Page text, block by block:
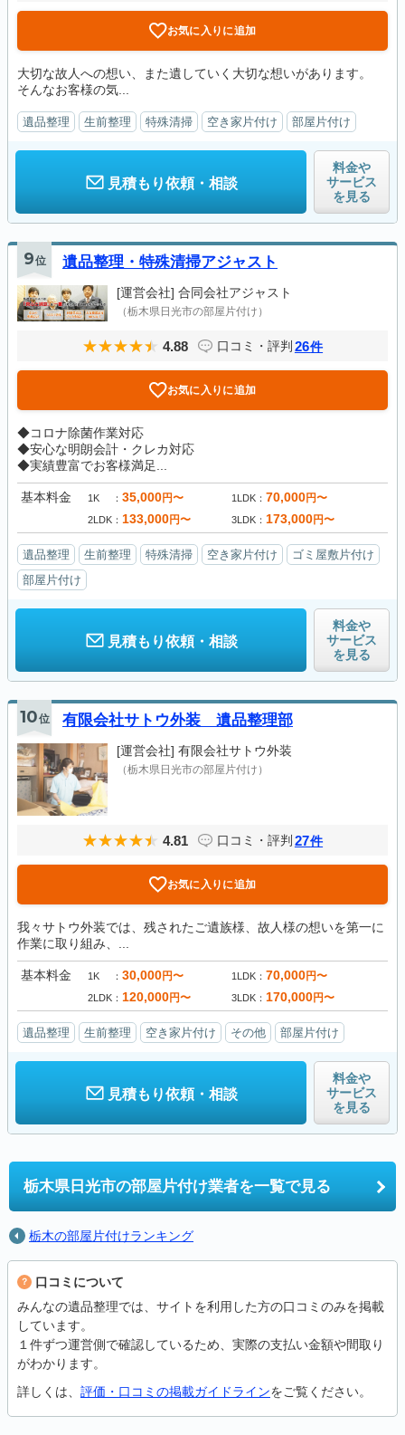
お気に入りに追加
大切な故人への想い、また遺していく大切な想いがあります。
そんなお客様の気...
遺品整理 生前整理 特殊清掃 空き家片付け 部屋片付け
見積もり依頼・相談
料金や
サービス
を見る
9位 遺品整理・特殊清掃アジャスト
[運営会社] 合同会社アジャスト
（栃木県日光市の部屋片付け）
4.88 口コミ・評判 26件
お気に入りに追加
◆コロナ除菌作業対応
◆安心な明朗会計・クレカ対応
◆実績豊富でお客様満足...
基本料金 1K 35,000円〜 1LDK 70,000円〜
2LDK 133,000円〜 3LDK 173,000円〜
遺品整理 生前整理 特殊清掃 空き家片付け
ゴミ屋敷片付け
部屋片付け
見積もり依頼・相談
料金や
サービス
を見る
10位 有限会社サトウ外装 遺品整理部
[運営会社] 有限会社サトウ外装
（栃木県日光市の部屋片付け）
4.81 口コミ・評判 27件
お気に入りに追加
我々サトウ外装では、残されたご遺族様、故人様の想いを第一に
作業に取り組み、...
基本料金 1K 30,000円〜 1LDK 70,000円〜
2LDK 120,000円〜 3LDK 170,000円〜
遺品整理 生前整理 空き家片付け その他 部屋片付け
見積もり依頼・相談
料金や
サービス
を見る
栃木県日光市の部屋片付け業者を一覧で見る
栃木の部屋片付けランキング
口コミについて
みんなの遺品整理では、サイトを利用した方の口コミのみを掲載
しています。
１件ずつ運営側で確認しているため、実際の支払い金額や間取り
がわかります。
詳しくは、 評価・口コミの掲載ガイドラインをご覧ください。